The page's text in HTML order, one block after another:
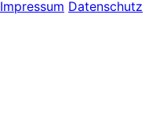
Impressum Datenschutz